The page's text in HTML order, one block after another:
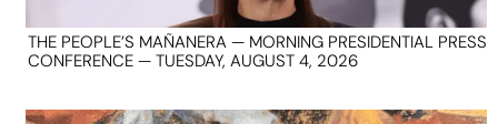
THE PEOPLE’S MAÑANERA — MORNING PRESIDENTIAL PRESS
CONFERENCE — TUESDAY, AUGUST 4, 2026